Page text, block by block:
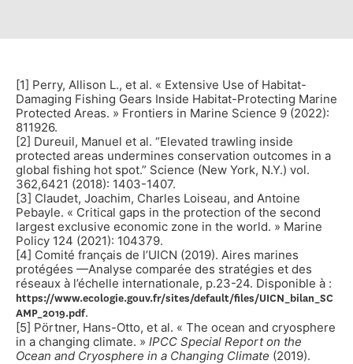
[1] Perry, Allison L., et al. « Extensive Use of Habitat-
Damaging Fishing Gears Inside Habitat-Protecting Marine
Protected Areas. » Frontiers in Marine Science 9 (2022):
811926.
[2] Dureuil, Manuel et al. “Elevated trawling inside
protected areas undermines conservation outcomes in a
global fishing hot spot.” Science (New York, N.Y.) vol.
362,6421 (2018): 1403-1407.
[3] Claudet, Joachim, Charles Loiseau, and Antoine
Pebayle. « Critical gaps in the protection of the second
largest exclusive economic zone in the world. » Marine
Policy 124 (2021): 104379.
[4] Comité français de l’UICN (2019). Aires marines
protégées —Analyse comparée des stratégies et des
réseaux à l’échelle internationale, p.23-24. Disponible à :
https://www.ecologie.gouv.fr/sites/default/files/UICN_bilan_SC
AMP_2019.pdf.
[5] Pörtner, Hans-Otto, et al. « The ocean and cryosphere
in a changing climate. » IPCC Special Report on the
Ocean and Cryosphere in a Changing Climate (2019).